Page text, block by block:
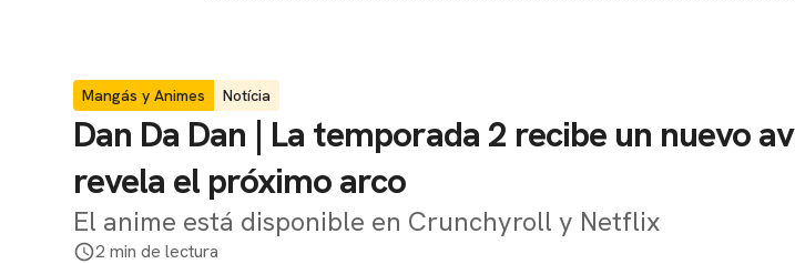
Mangás y Animes Notícia
Dan Da Dan | La temporada 2 recibe un nuevo
revela el próximo arco
El anime está disponible en Crunchyroll y Netflix
2 min de lectura